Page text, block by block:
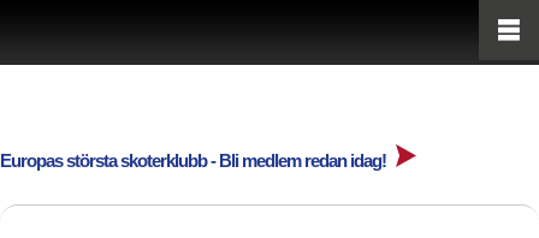
Europas största skoterklubb - Bli medlem redan idag!